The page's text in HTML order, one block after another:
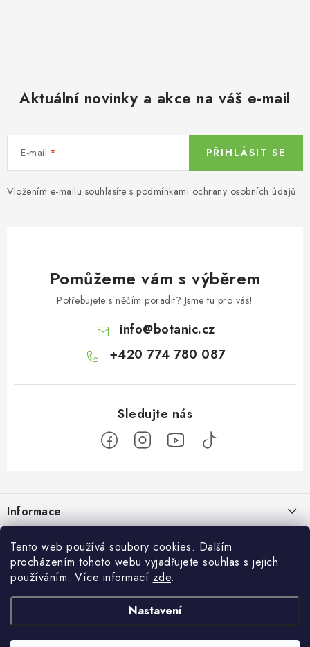
Tento web používá soubory cookies. Dalším
procházením tohoto webu vyjadřujete souhlas s jejich
používáním. Více informací zde.
Nastavení
Aktuální novinky a akce na váš e-mail
E-mail
Vložením e-mailu souhlasíte s podmínkami ochrany osobních údajů
PŘIHLÁSIT SE
Pomůžeme vám s výběrem
Potřebujete s něčím poradit? Jsme tu pro vás!
info@botanic.cz
+420 774 780 087
p
a
Informace
Velkoobchod
Ochrana osobních údajů
Botanic
Blog
Projekt Botanic pomáhá
O nás
Blog Botanic – průvodce světem bylin, vitamínů a
doplňků stravy
Jak užívat jablečný ocet: tekutý, kapsle nebo gumové bonbony?
30.07.2026